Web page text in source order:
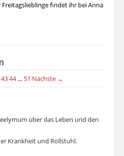
findet ihr bei Anna
4344 … 51 Nächste →
über das Leben und den
Krankheit und Rollstuhl.